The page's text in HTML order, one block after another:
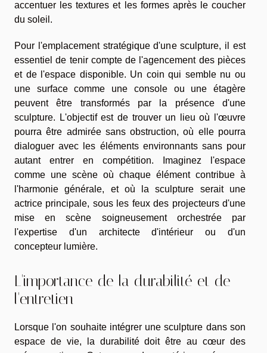
accentuer les textures et les formes après le coucher
du soleil.
Pour l'emplacement stratégique d'une sculpture, il est
essentiel de tenir compte de l'agencement des pièces
et de l'espace disponible. Un coin qui semble nu ou
une surface comme une console ou une étagère
peuvent être transformés par la présence d'une
sculpture. L'objectif est de trouver un lieu où l'œuvre
pourra être admirée sans obstruction, où elle pourra
dialoguer avec les éléments environnants sans pour
autant entrer en compétition. Imaginez l'espace
comme une scène où chaque élément contribue à
l'harmonie générale, et où la sculpture serait une
actrice principale, sous les feux des projecteurs d'une
mise en scène soigneusement orchestrée par
l'expertise d'un architecte d'intérieur ou d'un
concepteur lumière.
L'importance de la durabilité et de
l'entretien
Lorsque l'on souhaite intégrer une sculpture dans son
espace de vie, la durabilité doit être au cœur des